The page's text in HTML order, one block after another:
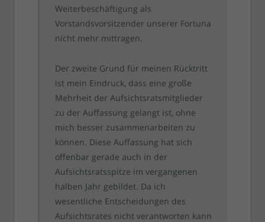
Weiterbeschäftigung als
Vorstandsvorsitzender unserer Fortuna
nicht mehr mittragen.
Der zweite Grund für meinen Rücktritt
ist mein Eindruck, dass eine große
Mehrheit der Aufsichtsratsmitglieder
zu der Auffassung gelangt ist, ohne
mich besser zusammenarbeiten zu
können. Diese Auffassung hat sich
offenbar gerade auch in der
Aufsichtsratsspitze im vergangenen
halben Jahr gebildet. Da ich
wesentliche Entscheidungen des
Aufsichtsrates nicht verantworten kann